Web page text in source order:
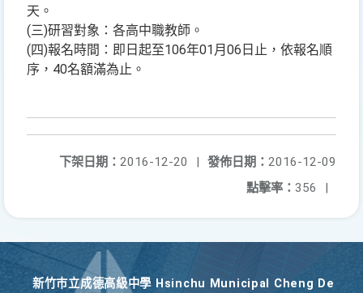
天。
(三)研習對象：各高中職教師。
(四)報名時間：即日起至106年01月06日止，依報名順
序，40名額滿為止。
發佈日期： 2016-12-09
下架日期： 2016-12-20
|
點擊率： 356 |
新竹巿立成德高級中學 Hsinchu Municipal Cheng De